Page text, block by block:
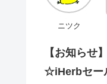
ニツク
【お知らせ】
☆iHerbセー